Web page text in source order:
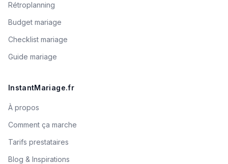
Rétroplanning
Budget mariage
Checklist mariage
Guide mariage
InstantMariage.fr
À propos
Comment ça marche
Tarifs prestataires
Blog & Inspirations